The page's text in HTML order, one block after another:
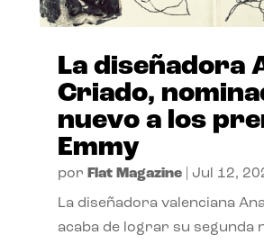
La diseñadora
Criado,
nuevo a los
Emmy
por Flat Magazine| Jul 12,
La diseñadora valenciana
acaba de lograr su segunda